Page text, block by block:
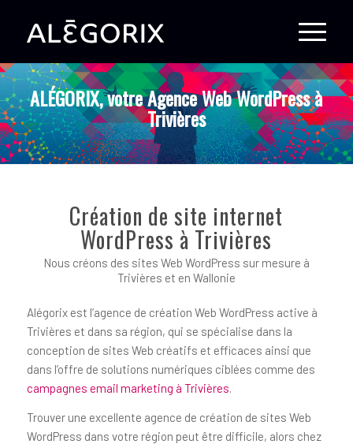
ALÉGORIX, votre Agence Web WordPress à
Trivières
Création de site internet
WordPress à Trivières
Nous créons des sites Web WordPress sur mesure à
Trivières et en Wallonie
Alégorix est l’agence de création Web WordPress active à
Trivières et dans sa région, qui se spécialise dans la
conception de sites Web créatifs et efficaces ainsi que
dans l’offre de solutions numériques ciblées comme des
campagnes email marketing à Trivières.
Trouver une excellente agence de création de sites Web
WordPress dans votre région peut être difficile, alors chez